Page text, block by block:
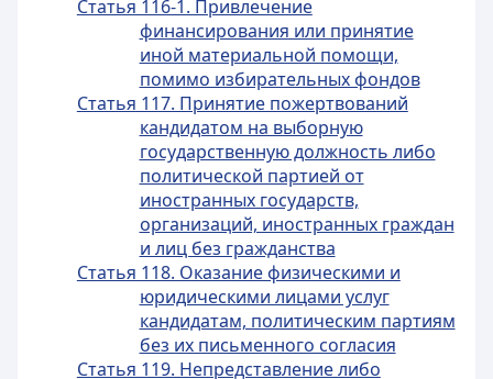
Статья 116-1. Привлечение
финансирования или принятие
иной материальной помощи,
помимо избирательных фондов
Статья 117. Принятие пожертвований
кандидатом на выборную
государственную должность либо
политической партией от
иностранных государств,
организаций, иностранных граждан
и лиц без гражданства
Статья 118. Оказание физическими и
юридическими лицами услуг
кандидатам, политическим партиям
без их письменного согласия
Статья 119. Непредставление либо